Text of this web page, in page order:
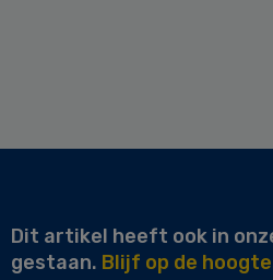
Dit artikel heeft ook in
gestaan. Blijf op de